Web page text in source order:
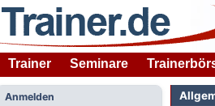
Trainer Seminare
Anmelden